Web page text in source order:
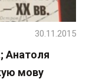
Анатоля
мову
30.11.2015